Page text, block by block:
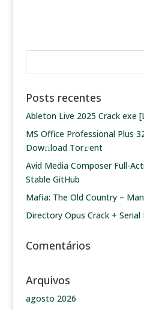
Posts recentes
Ableton Live 2025 Crack exe
MS Office Professional Plus
Dow𝚗load Tоr𝚛ent
Avid Media Composer Full-
Stable GitHub
Mafia: The Old Country –
Directory Opus Crack +
Comentários
Arquivos
agosto 2026